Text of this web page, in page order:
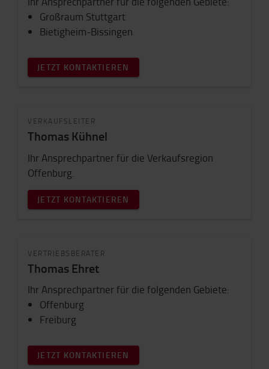
Großraum Stuttgart
Bietigheim-Bissingen
JETZT KONTAKTIEREN
VERKAUFSLEITER
Thomas Kühnel
Ihr Ansprechpartner für die Verkaufsregion
Offenburg.
JETZT KONTAKTIEREN
VERTRIEBSBERATER
Thomas Ehret
Ihr Ansprechpartner für die folgenden Gebiete:
Offenburg
Freiburg
JETZT KONTAKTIEREN